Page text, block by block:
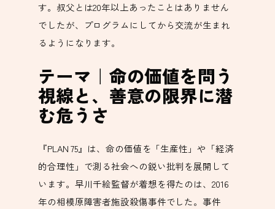
す。叔父とは20年以上あったことはありません
でしたが、プログラムにしてから交流が生まれ
るようになります。
テーマ｜命の価値を問う
視線と、善意の限界に潜
む危うさ
『PLAN 75』は、命の価値を「生産性」や「経済
的合理性」で測る社会への鋭い批判を展開して
います。早川千絵監督が着想を得たのは、2016
年の相模原障害者施設殺傷事件でした。事件